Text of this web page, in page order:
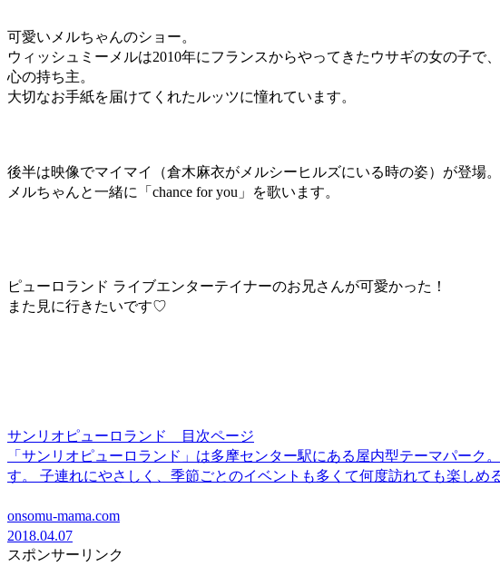
可愛いメルちゃんのショー。
ウィッシュミーメルは2010年にフランスからやってきたウサギの女の子で
心の持ち主。
大切なお手紙を届けてくれたルッツに憧れています。
後半は映像でマイマイ（倉木麻衣がメルシーヒルズにいる時の姿）が登場。
メルちゃんと一緒に「chance for you」を歌います。
ピューロランド ライブエンターテイナーのお兄さんが可愛かった！
また見に行きたいです♡
サンリオピューロランド 目次ページ
「サンリオピューロランド」は多摩センター駅にある屋内型テーマパーク
す。 子連れにやさしく、季節ごとのイベントも多くて何度訪れても楽し
onsomu-mama.com
2018.04.07
スポンサーリンク